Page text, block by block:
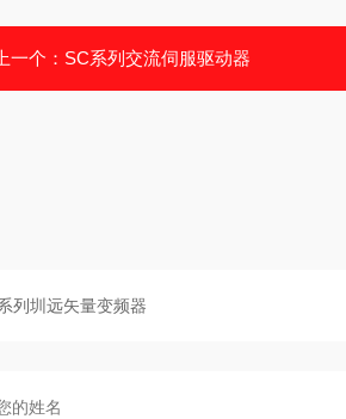
上一个： SC系列交流伺服驱动器